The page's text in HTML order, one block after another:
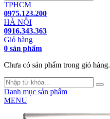
TPHCM
0975.123.200
HÀ NỘI
0916.343.363
Giỏ hàng
0 sản phẩm
Chưa có sản phẩm trong giỏ hàng.
Danh mục sản phẩm
MENU